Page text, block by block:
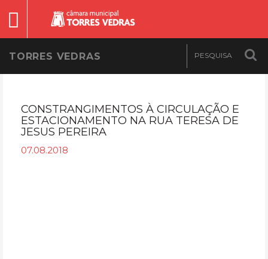
TORRES VEDRAS
CONSTRANGIMENTOS À CIRCULAÇÃO E
ESTACIONAMENTO NA RUA TERESA DE
JESUS PEREIRA
07.08.2018